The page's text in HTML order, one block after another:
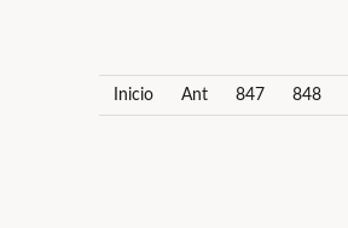
Inicio Ant 847 848